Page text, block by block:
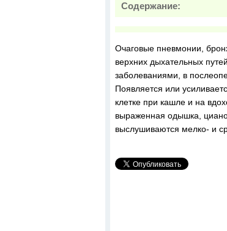
Содержание:
Очаговые пневмонии,
верхних дыхательных
заболеваниями, в
Появляется или
клетке при кашле и на
выраженная одышка,
выслушиваются мелко- и